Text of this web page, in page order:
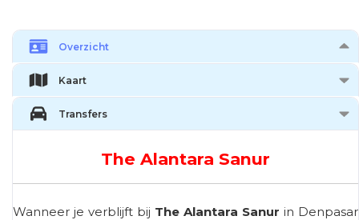
Overzicht
Kaart
Transfers
The Alantara Sanur
Wanneer je verblijft bij The Alantara Sanur in Denpasar